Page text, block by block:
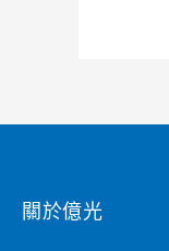
關於億光